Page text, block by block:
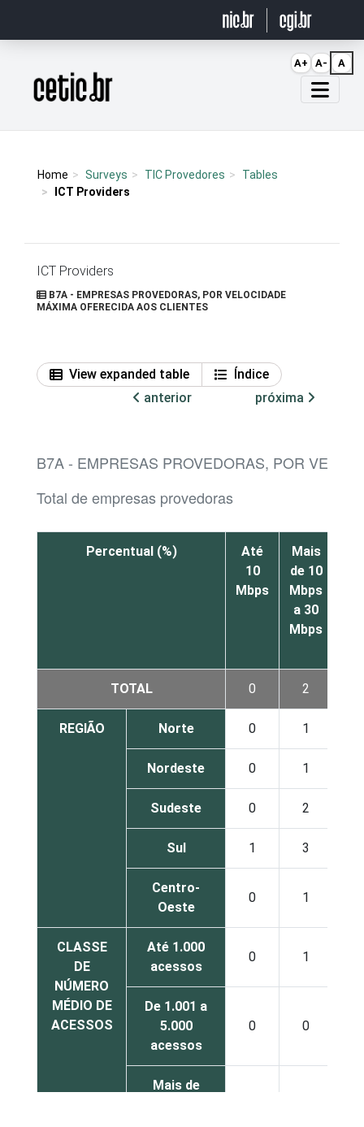
Página inicial
Home Surveys TIC Provedores
Tables
ICT Providers
ICT Providers
B7A - EMPRESAS PROVEDORAS, POR VELOCIDADE
MÁXIMA OFERECIDA AOS CLIENTES
View expanded table
Índice
anterior
próxima
B7A - EMPRESAS PROVEDORAS, POR
Total de empresas provedoras
Percentual (%)
Até
10
Mbps
Mais
de 10
Mbps
a 30
Mbps
TOTAL 0 2
REGIÃO Norte 0 1
Nordeste 0 1
Sudeste 0 2
Sul 1 3
Centro-
Oeste
0 1
CLASSE
DE
NÚMERO
MÉDIO DE
ACESSOS
Até 1.000
acessos
0 1
De 1.001 a
5.000
acessos
0 0
Mais de
A+ A- A